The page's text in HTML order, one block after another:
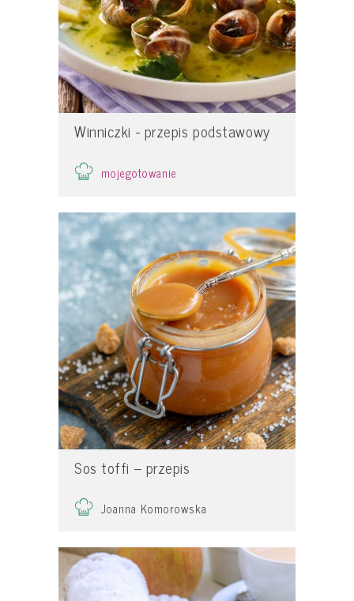
Winniczki - przepis podstawowy
mojegotowanie
Sos toffi – przepis
Joanna Komorowska